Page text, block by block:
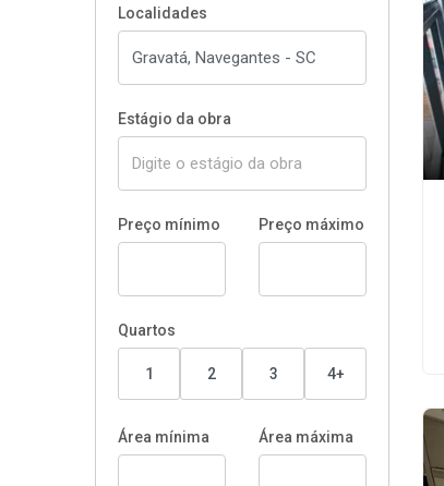
Localidades
Estágio da obra
Preço mínimo Preço máximo
Quartos
1 2 3 4+
Área mínima Área máxima